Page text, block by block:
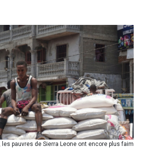
BMD 1.152127
BND 1.48007
BOB 13.961146
BRL 5.903154
BSD 1.154282
BTN 109.850883
BWP 15.611467
BYN 3.41754
BYR 22581.690677
BZD 2.321467
CAD 1.615317
CDF 2603.806986
les pauvres de Sierra Leone ont encore plus faim